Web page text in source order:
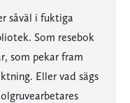
såväl i fuktiga
Som resebok
som pekar fram
Eller vad sägs